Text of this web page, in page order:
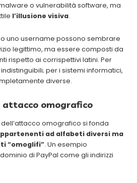
o vulnerabilità software, ma
l’illusione visiva.
o uno username possono sembrare
legittimo, ma essere composti da
rispetto ai corrispettivi latini. Per
per i sistemi informatici,
diverse.
attacco omografico
omografico si fonda
ad alfabeti diversi ma
“omoglifi”. Un esempio
di PayPal come gli indirizzi